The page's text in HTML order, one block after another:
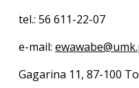
tel.: 56 611-22-07
e-mail:
Gagarina 11, 87-100